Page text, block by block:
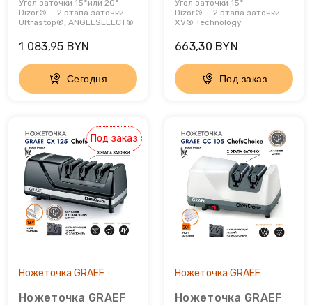
Угол заточки 15°или 20°
Dizor® — 2 этапа заточки
Ultrastop®, ANGLESELECT®
1 083,95 BYN
Сегодня
Угол заточки 15°
Dizor® — 2 этапа заточки
XV® Technology
663,30 BYN
Под заказ
Под заказ
Ножеточка GRAEF
Ножеточка GRAEF
Ножеточка GRAEF
Ножеточка GRAEF
Мясорубки
Настольные плиты
Открывалки
Перколяторы
Пицца мейкер
Плитки